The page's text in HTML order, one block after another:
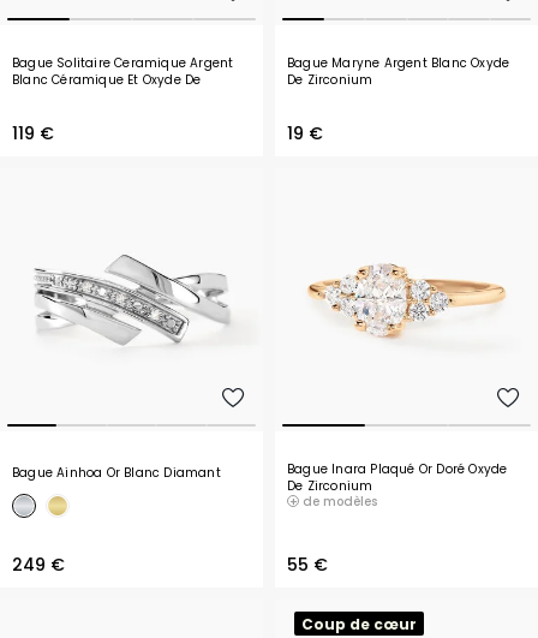
Bague Solitaire Ceramique Argent
Blanc Céramique Et Oxyde De
119 €
Bague Maryne Argent Blanc Oxyde
De Zirconium
19 €
Bague Ainhoa Or Blanc Diamant
249 €
Bague Inara Plaqué Or Doré Oxyde
De Zirconium
de modèles
55 €
Coup de cœur